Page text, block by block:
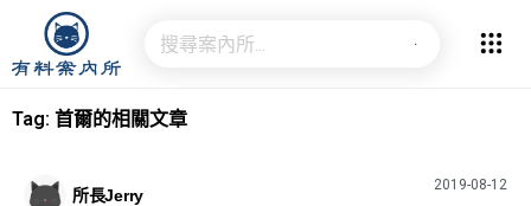
Tag: 首爾的相關文章
所長Jerry
2019-08-12